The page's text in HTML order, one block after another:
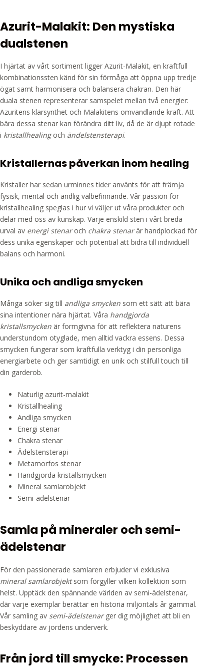
Azurit-Malakit: Den mystiska
dualstenen
I hjärtat av vårt sortiment ligger Azurit-Malakit, en kraftfull
kombinationssten känd för sin förmåga att öppna upp tredje
ögat samt harmonisera och balansera chakran. Den här
duala stenen representerar samspelet mellan två energier:
Azuritens klarsynthet och Malakitens omvandlande kraft. Att
bära dessa stenar kan förändra ditt liv, då de är djupt rotade
i kristallhealingoch ändelstensterapi.
Kristallernas påverkan inom healing
Kristaller har sedan urminnes tider använts för att främja
fysisk, mental och andlig välbefinnande. Vår passion för
kristallhealing speglas i hur vi väljer ut våra produkter och
delar med oss av kunskap. Varje enskild sten i vårt breda
urval av energi stenaroch chakra stenarär handplockad för
dess unika egenskaper och potential att bidra till individuell
balans och harmoni.
Unika och andliga smycken
Många söker sig till andliga smycken som ett sätt att bära
sina intentioner nära hjärtat. Våra handgjorda
kristallsmycken är formgivna för att reflektera naturens
understundom otyglade, men alltid vackra essens. Dessa
smycken fungerar som kraftfulla verktyg i din personliga
energiarbete och ger samtidigt en unik och stilfull touch till
din garderob.
Naturlig azurit-malakit
Kristallhealing
Andliga smycken
Energi stenar
Chakra stenar
Ädelstensterapi
Metamorfos stenar
Handgjorda kristallsmycken
Mineral samlarobjekt
Semi-ädelstenar
Samla på mineraler och semi-
ädelstenar
För den passionerade samlaren erbjuder vi exklusiva
mineral samlarobjektsom förgyller vilken kollektion som
helst. Upptäck den spännande världen av semi-ädelstenar,
där varje exemplar berättar en historia miljontals år gammal.
Vår samling av semi-ädelstenarger dig möjlighet att bli en
beskyddare av jordens underverk.
Från jord till smycke: Processen